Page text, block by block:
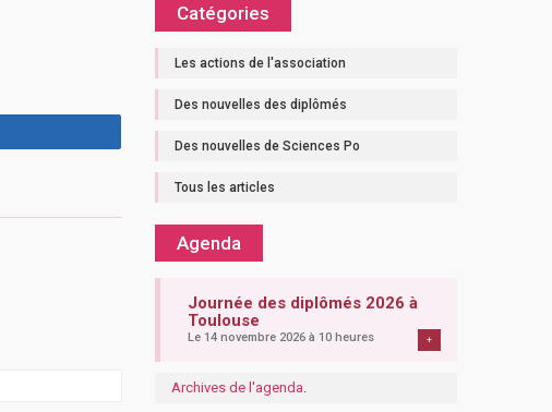
Catégories
Les actions de l'association
Des nouvelles des diplômés
Des nouvelles de Sciences Po
Tous les articles
Agenda
Journée des diplômés 2026 à
Toulouse
Le 14 novembre 2026 à 10 heures +
Archives de l'agenda.